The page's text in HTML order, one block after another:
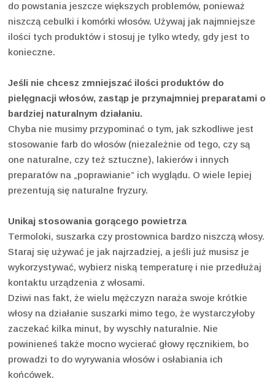
do powstania jeszcze większych problemów, ponieważ
niszczą cebulki i komórki włosów. Używaj jak najmniejsze
ilości tych produktów i stosuj je tylko wtedy, gdy jest to
konieczne.
Jeśli nie chcesz zmniejszać ilości produktów do
pielęgnacji włosów, zastąp je przynajmniej preparatami o
bardziej naturalnym działaniu.
Chyba nie musimy przypominać o tym, jak szkodliwe jest
stosowanie farb do włosów (niezależnie od tego, czy są
one naturalne, czy też sztuczne), lakierów i innych
preparatów na „poprawianie” ich wyglądu. O wiele lepiej
prezentują się naturalne fryzury.
Unikaj stosowania gorącego powietrza
Termoloki, suszarka czy prostownica bardzo niszczą włosy.
Staraj się używać je jak najrzadziej, a jeśli już musisz je
wykorzystywać, wybierz niską temperaturę i nie przedłużaj
kontaktu urządzenia z włosami.
Dziwi nas fakt, że wielu mężczyzn naraża swoje krótkie
włosy na działanie suszarki mimo tego, że wystarczyłoby
zaczekać kilka minut, by wyschły naturalnie. Nie
powinieneś także mocno wycierać głowy ręcznikiem, bo
prowadzi to do wyrywania włosów i osłabiania ich
końcówek.